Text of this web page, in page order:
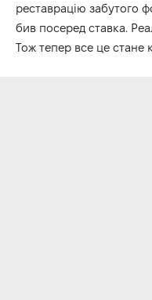
реставрацію забутого
бив посеред ставка.
Тож тепер все це стане